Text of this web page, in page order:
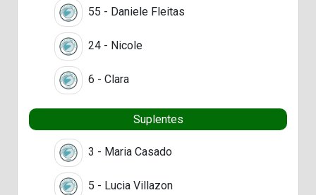
55 - Daniele Fleitas
24 - Nicole
6 - Clara
Suplentes
3 - Maria Casado
5 - Lucia Villazon